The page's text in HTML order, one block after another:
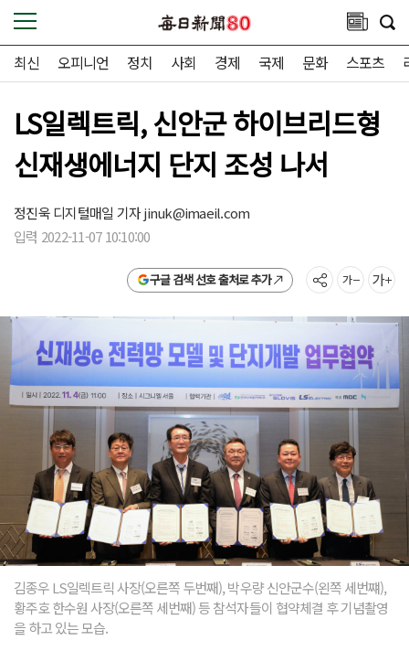
최신 오피니언 정치 사회 경제 국제 문화 스포츠
LS일렉트릭, 신안군 하이브리드형
신재생에너지 단지 조성 나서
정진욱 디지털매일 기자jinuk@imaeil.com
입력 2022-11-07 10:10:00
구글 검색 선호 출처로 추가
김종우 LS일렉트릭 사장(오른쪽 두번째), 박우량 신안군수(왼쪽 세번쨰),
황주호 한수원 사장(오른쪽 세번째) 등 참석자들이 협약체결 후 기념촬영
을 하고 있는 모습.